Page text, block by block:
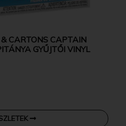
CARTONS CAPTAIN
GYŰJTŐI VINYL